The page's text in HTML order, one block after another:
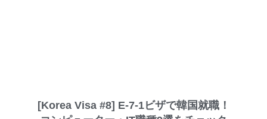
[Korea Visa #8] E-7-1ビザで韓国就職！